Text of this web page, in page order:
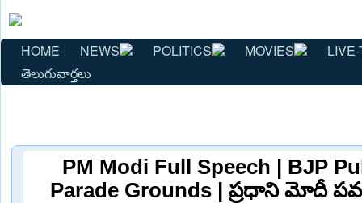
HOME NEWS POLITICS MOVIES
తెలుగువార్తలు
PM Modi Full Speech | BJP
Parade Grounds | ప్రధాని మోదీ